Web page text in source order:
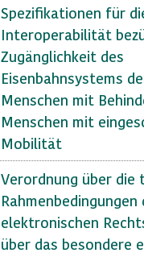
Spezifikationen für
Interoperabilität
Zugänglichkeit des
Eisenbahnsystems
Menschen mit
Menschen mit
Mobilität
Verordnung über die
Rahmenbedingungen
elektronischen
über das besondere